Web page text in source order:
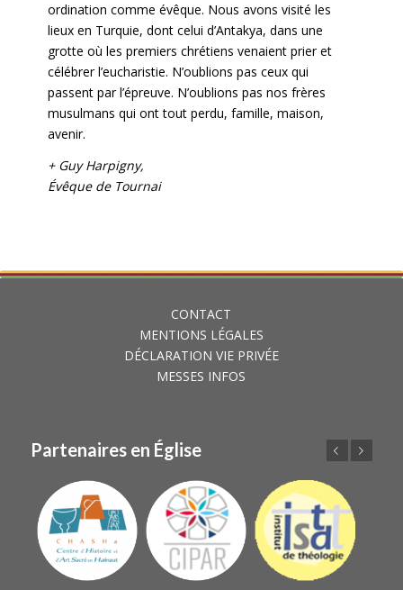
ordination comme évêque. Nous avons visité les
lieux en Turquie, dont celui d’Antakya, dans une
grotte où les premiers chrétiens venaient prier et
célébrer l’eucharistie. N’oublions pas ceux qui
passent par l’épreuve. N’oublions pas nos frères
musulmans qui ont tout perdu, famille, maison,
avenir.
+ Guy Harpigny,
Évêque de Tournai
CONTACT
MENTIONS LÉGALES
DÉCLARATION VIE PRIVÉE
MESSES INFOS
Partenaires en Église